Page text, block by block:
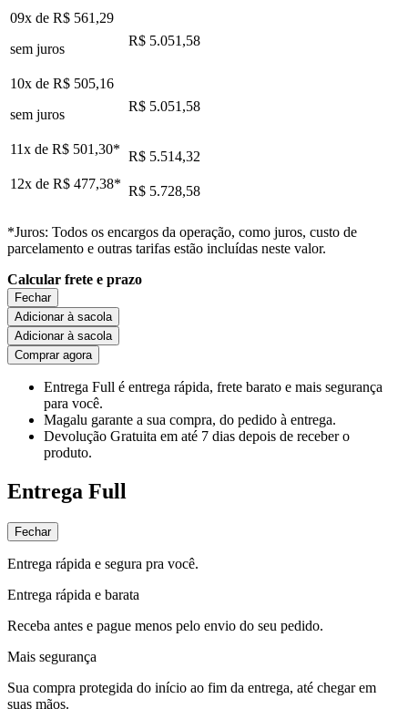
09x de R$ 561,29
sem juros
R$ 5.051,58
10x de R$ 505,16
sem juros
R$ 5.051,58
11x de R$ 501,30* R$ 5.514,32
12x de R$ 477,38* R$ 5.728,58
*Juros: Todos os encargos da operação, como juros, custo de
parcelamento e outras tarifas estão incluídas neste valor.
Calcular frete e prazo
Fechar
Adicionar à sacola
Adicionar à sacola
Comprar agora
Entrega Full é entrega rápida, frete barato e mais segurança
para você.
Magalu garante a sua compra, do pedido à entrega.
Devolução Gratuita em até 7 dias depois de receber o
produto.
Entrega Full
Fechar
Entrega rápida e segura pra você.
Entrega rápida e barata
Receba antes e pague menos pelo envio do seu pedido.
Mais segurança
Sua compra protegida do início ao fim da entrega, até chegar em
suas mãos.